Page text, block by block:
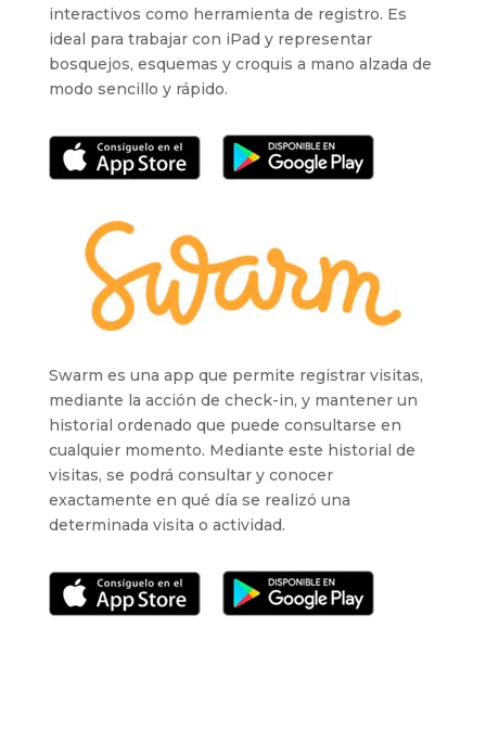
interactivos como herramienta de registro. Es
ideal para trabajar con iPad y representar
bosquejos, esquemas y croquis a mano alzada de
modo sencillo y rápido.
Swarm es una app que permite registrar visitas,
mediante la acción de check-in, y mantener un
historial ordenado que puede consultarse en
cualquier momento. Mediante este historial de
visitas, se podrá consultar y conocer
exactamente en qué día se realizó una
determinada visita o actividad.